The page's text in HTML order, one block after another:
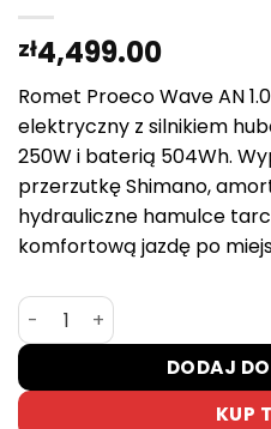
zł4,499.00
Romet Proeco Wave AN
elektryczny z silnikiem
250W i baterią 504Wh.
przerzutkę Shimano,
hydrauliczne hamulce
komfortową jazdę po
ilość Rower elektryczny
DODAJ
KUP